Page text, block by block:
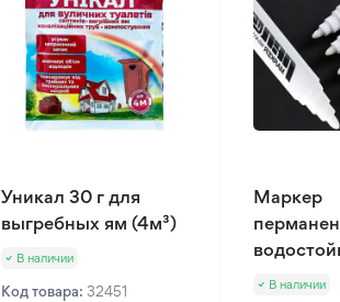
Уникал 30 г для
выгребных ям (4м³)
В наличии
Код товара: 32451
Маркер
В наличии